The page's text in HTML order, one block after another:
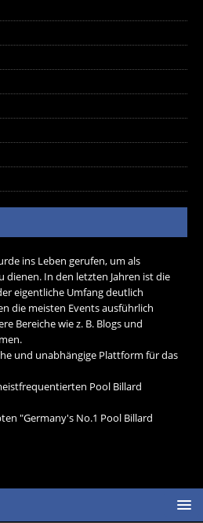
ins Leben gerufen, um als
dienen. In den letzten Jahren ist die
eigentliche Umfang deutlich
die meisten Events ausführlich
Bereiche wie z. B. Blogs und
und unabhängige Plattform für das
Pool Billard
"Germany's No.1 Pool Billard